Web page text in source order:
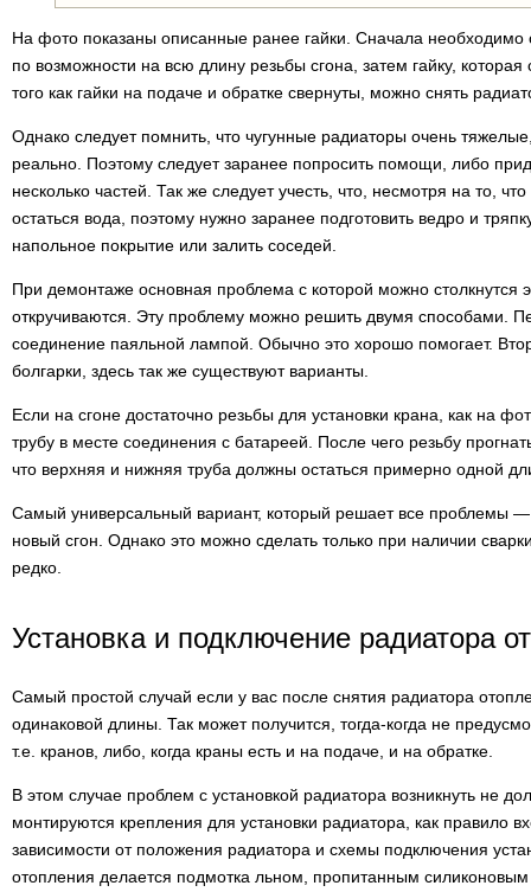
На фото показаны описанные ранее гайки. Сначала необходимо
по возможности на всю длину резьбы сгона, затем гайку,
того как гайки на подаче и обратке свернуты, можно снять
Однако следует помнить, что чугунные радиаторы очень
реально. Поэтому следует заранее попросить помощи, либо
несколько частей. Так же следует учесть, что, несмотря на то,
остаться вода, поэтому нужно заранее подготовить ведро и
напольное покрытие или залить соседей.
При демонтаже основная проблема с которой можно столкнутся
откручиваются. Эту проблему можно решить двумя способами.
соединение паяльной лампой. Обычно это хорошо помогает.
болгарки, здесь так же существуют варианты.
Если на сгоне достаточно резьбы для установки крана, как на
трубу в месте соединения с батареей. После чего резьбу
что верхняя и нижняя труба должны остаться примерно одной
Самый универсальный вариант, который решает все проблемы —
новый сгон. Однако это можно сделать только при наличии
редко.
Установка и подключение радиатора
Самый простой случай если у вас после снятия радиатора
одинаковой длины. Так может получится, тогда-когда не
т.е. кранов, либо, когда краны есть и на подаче, и на обратке.
В этом случае проблем с установкой радиатора возникнуть не
монтируются крепления для установки радиатора, как правило
зависимости от положения радиатора и схемы подключения
отопления делается подмотка льном, пропитанным